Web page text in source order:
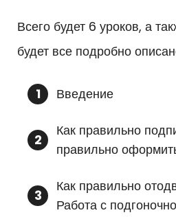
Всего будет 6 уроков, а
будет все подробно
Введение
Как правильно
правильно
Как правильно
Работа с